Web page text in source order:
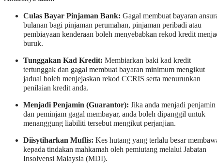
Culas Bayar Pinjaman Bank: Gagal membuat bayaran
bulanan bagi pinjaman perumahan, pinjaman peribadi atau
pembiayaan kenderaan boleh menyebabkan rekod kredit
buruk.
Tunggakan Kad Kredit: Membiarkan baki kad kredit
tertunggak dan gagal membuat bayaran minimum mengikut
jadual boleh menjejaskan rekod CCRIS serta menurunkan
penilaian kredit anda.
Menjadi Penjamin (Guarantor): Jika anda menjadi penjamin
dan peminjam gagal membayar, anda boleh dipanggil untuk
menanggung liabiliti tersebut mengikut perjanjian.
Diisytiharkan Muflis: Kes hutang yang terlalu besar
kepada tindakan mahkamah oleh pemiutang melalui Jabatan
Insolvensi Malaysia (MDI).